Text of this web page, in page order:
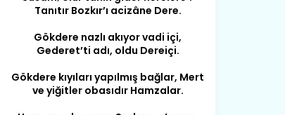
Gökdere nazlı akıyor vadi içi,
Gökdere kıyıları yapılmış bağlar, Mert
Harmanı,elması ve Sorkunca’sı var.